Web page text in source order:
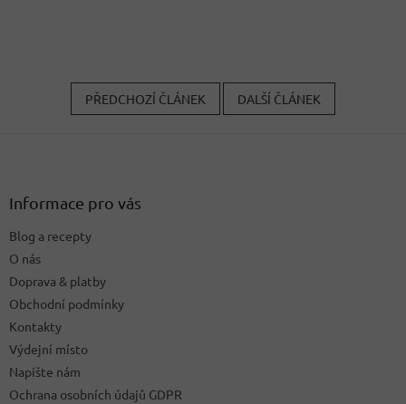
PŘEDCHOZÍ ČLÁNEK DALŠÍ ČLÁNEK
Informace pro vás
Blog a recepty
O nás
Doprava & platby
Obchodní podmínky
Kontakty
Výdejní místo
Napište nám
Ochrana osobních údajů GDPR